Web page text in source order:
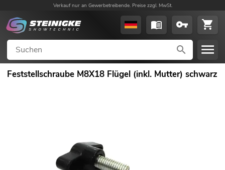
Verkauf nur an Gewerbetreibende. Preise zzgl. MwSt.
Feststellschraube M8X18 Flügel (inkl. Mutter) schwarz